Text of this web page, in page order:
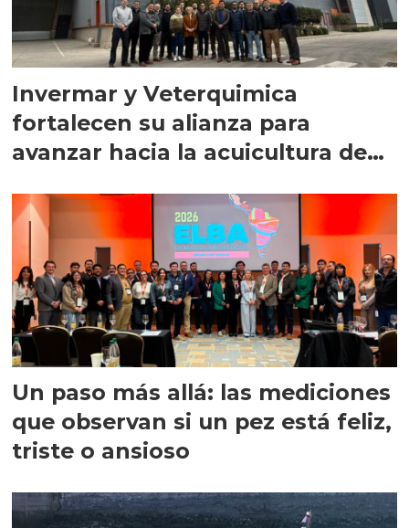
Invermar y Veterquimica
fortalecen su alianza para
avanzar hacia la acuicultura de
Un paso más allá: las mediciones
que observan si un pez está feliz,
triste o ansioso